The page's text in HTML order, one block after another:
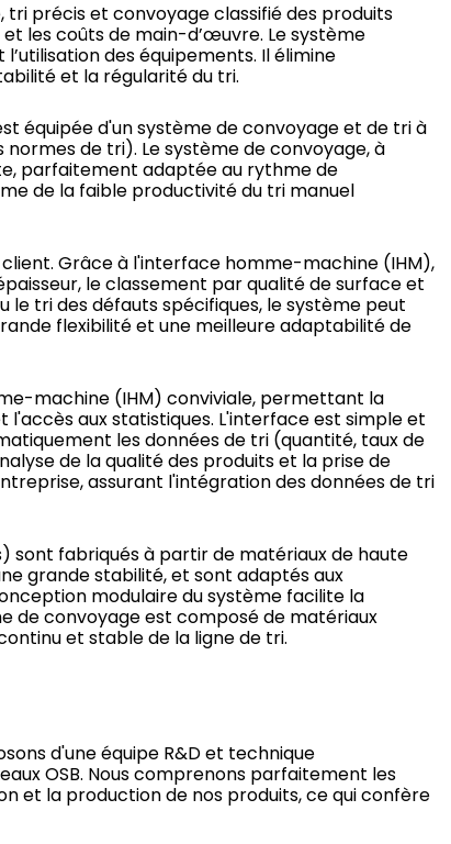
précis et convoyage classifié des produits
les coûts de main-d’œuvre. Le système
des équipements. Il élimine
et la régularité du tri.
équipée d'un système de convoyage et de tri à
de tri). Le système de convoyage, à
parfaitement adaptée au rythme de
de la faible productivité du tri manuel
Grâce à l'interface homme-machine (IHM),
le classement par qualité de surface et
le tri des défauts spécifiques, le système peut
flexibilité et une meilleure adaptabilité de
machine (IHM) conviviale, permettant la
aux statistiques. L'interface est simple et
les données de tri (quantité, taux de
de la qualité des produits et la prise de
assurant l'intégration des données de tri
sont fabriqués à partir de matériaux de haute
grande stabilité, et sont adaptés aux
modulaire du système facilite la
de convoyage est composé de matériaux
et stable de la ligne de tri.
d'une équipe R&D et technique
OSB. Nous comprenons parfaitement les
et la production de nos produits, ce qui confère